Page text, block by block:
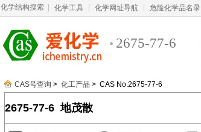
化学结构搜索 化学工具 化学网址导航 危险化学品名录
2675-77-6
CAS号查询 > 化工产品 > CAS No.2675-77-6
2675-77-6 地茂散